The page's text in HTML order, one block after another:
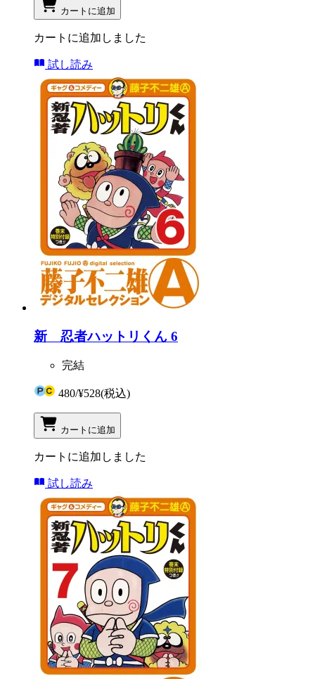
カートに追加
カートに追加しました
試し読み
新 忍者ハットリくん 6
完結
480/¥528(税込)
カートに追加
カートに追加しました
試し読み